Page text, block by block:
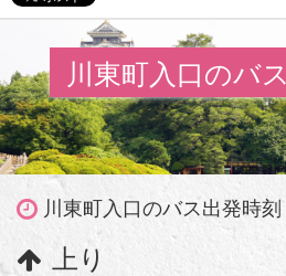
川東町入口のバ
川東町入口のバス出発時刻
上り